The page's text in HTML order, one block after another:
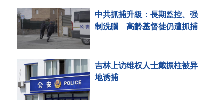
中共抓捕升級：長期監控、强
制洗腦 高齡基督徒仍遭抓捕
吉林上访维权人士戴振柱被异
地诱捕